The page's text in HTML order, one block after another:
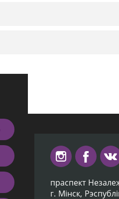
праспект
г. Мiнск,